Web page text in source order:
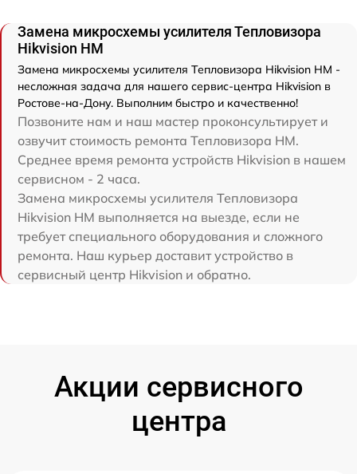
Замена микросхемы усилителя Тепловизора
Hikvision HM
Замена микросхемы усилителя Тепловизора Hikvision HM -
несложная задача для нашего сервис-центра Hikvision в
Ростове-на-Дону. Выполним быстро и качественно!
Позвоните нам и наш мастер проконсультирует и
озвучит стоимость ремонта Тепловизора HM.
Среднее время ремонта устройств Hikvision в нашем
сервисном - 2 часа.
Замена микросхемы усилителя Тепловизора
Hikvision HM выполняется на выезде, если не
требует специального оборудования и сложного
ремонта. Наш курьер доставит устройство в
сервисный центр Hikvision и обратно.
Акции сервисного
центра